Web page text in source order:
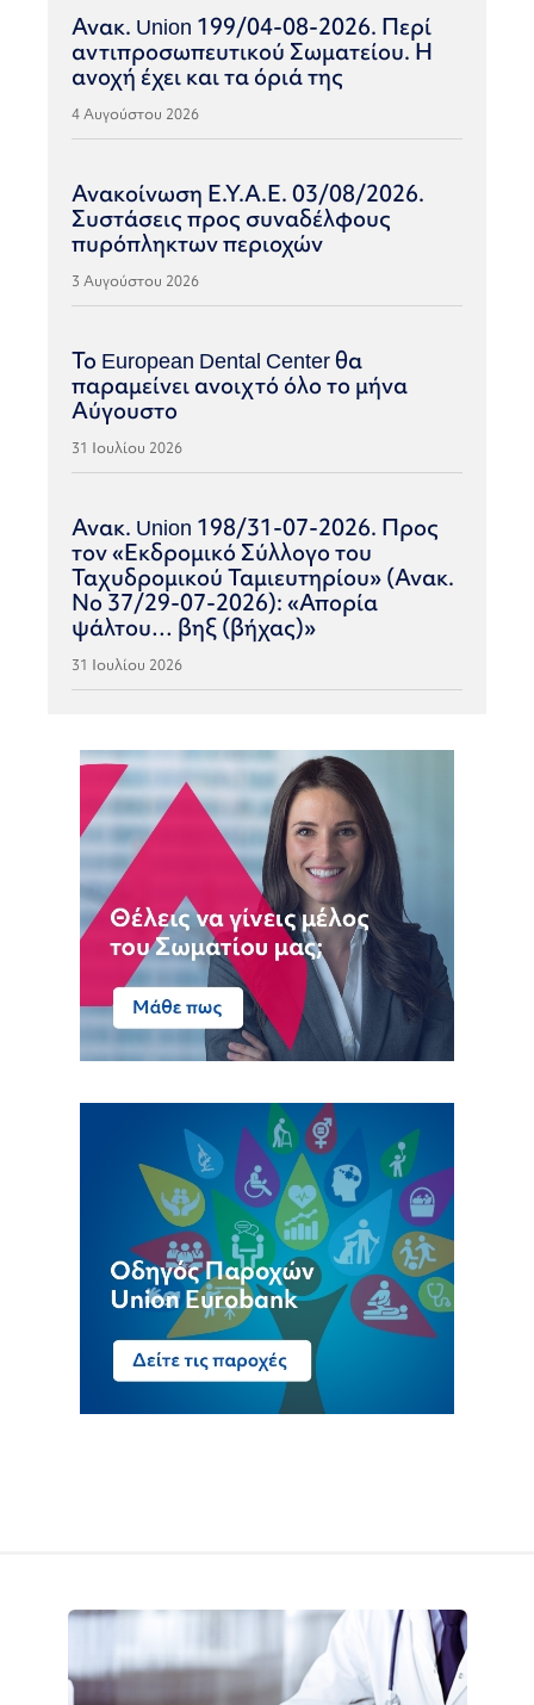
Ανακ. Union 199/04-08-2026. Περί
αντιπροσωπευτικού Σωματείου. Η
ανοχή έχει και τα όριά της
4 Αυγούστου 2026
Ανακοίνωση Ε.Υ.Α.Ε. 03/08/2026.
Συστάσεις προς συναδέλφους
πυρόπληκτων περιοχών
3 Αυγούστου 2026
Το European Dental Center θα
παραμείνει ανοιχτό όλο το μήνα
Αύγουστο
31 Ιουλίου 2026
Ανακ. Union 198/31-07-2026. Προς
τον «Εκδρομικό Σύλλογο του
Ταχυδρομικού Ταμιευτηρίου» (Ανακ.
Νο 37/29-07-2026): «Απορία
ψάλτου… βηξ (βήχας)»
31 Ιουλίου 2026